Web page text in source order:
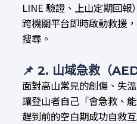
LINE 驗證、上山定期回
跨機關平台即時啟動救援
搜尋。
📌 2. 山域急救（
面對高山常見的創傷、失
讓登山者自己「會急救、
趕到前的空白期成功自救互